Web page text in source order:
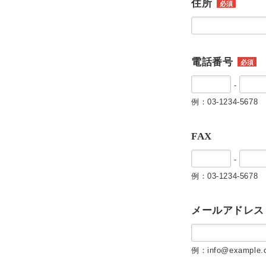
住所 必須
電話番号 必須
-
例：03-1234-5678
FAX
-
例：03-1234-5678
メールアドレス
例：